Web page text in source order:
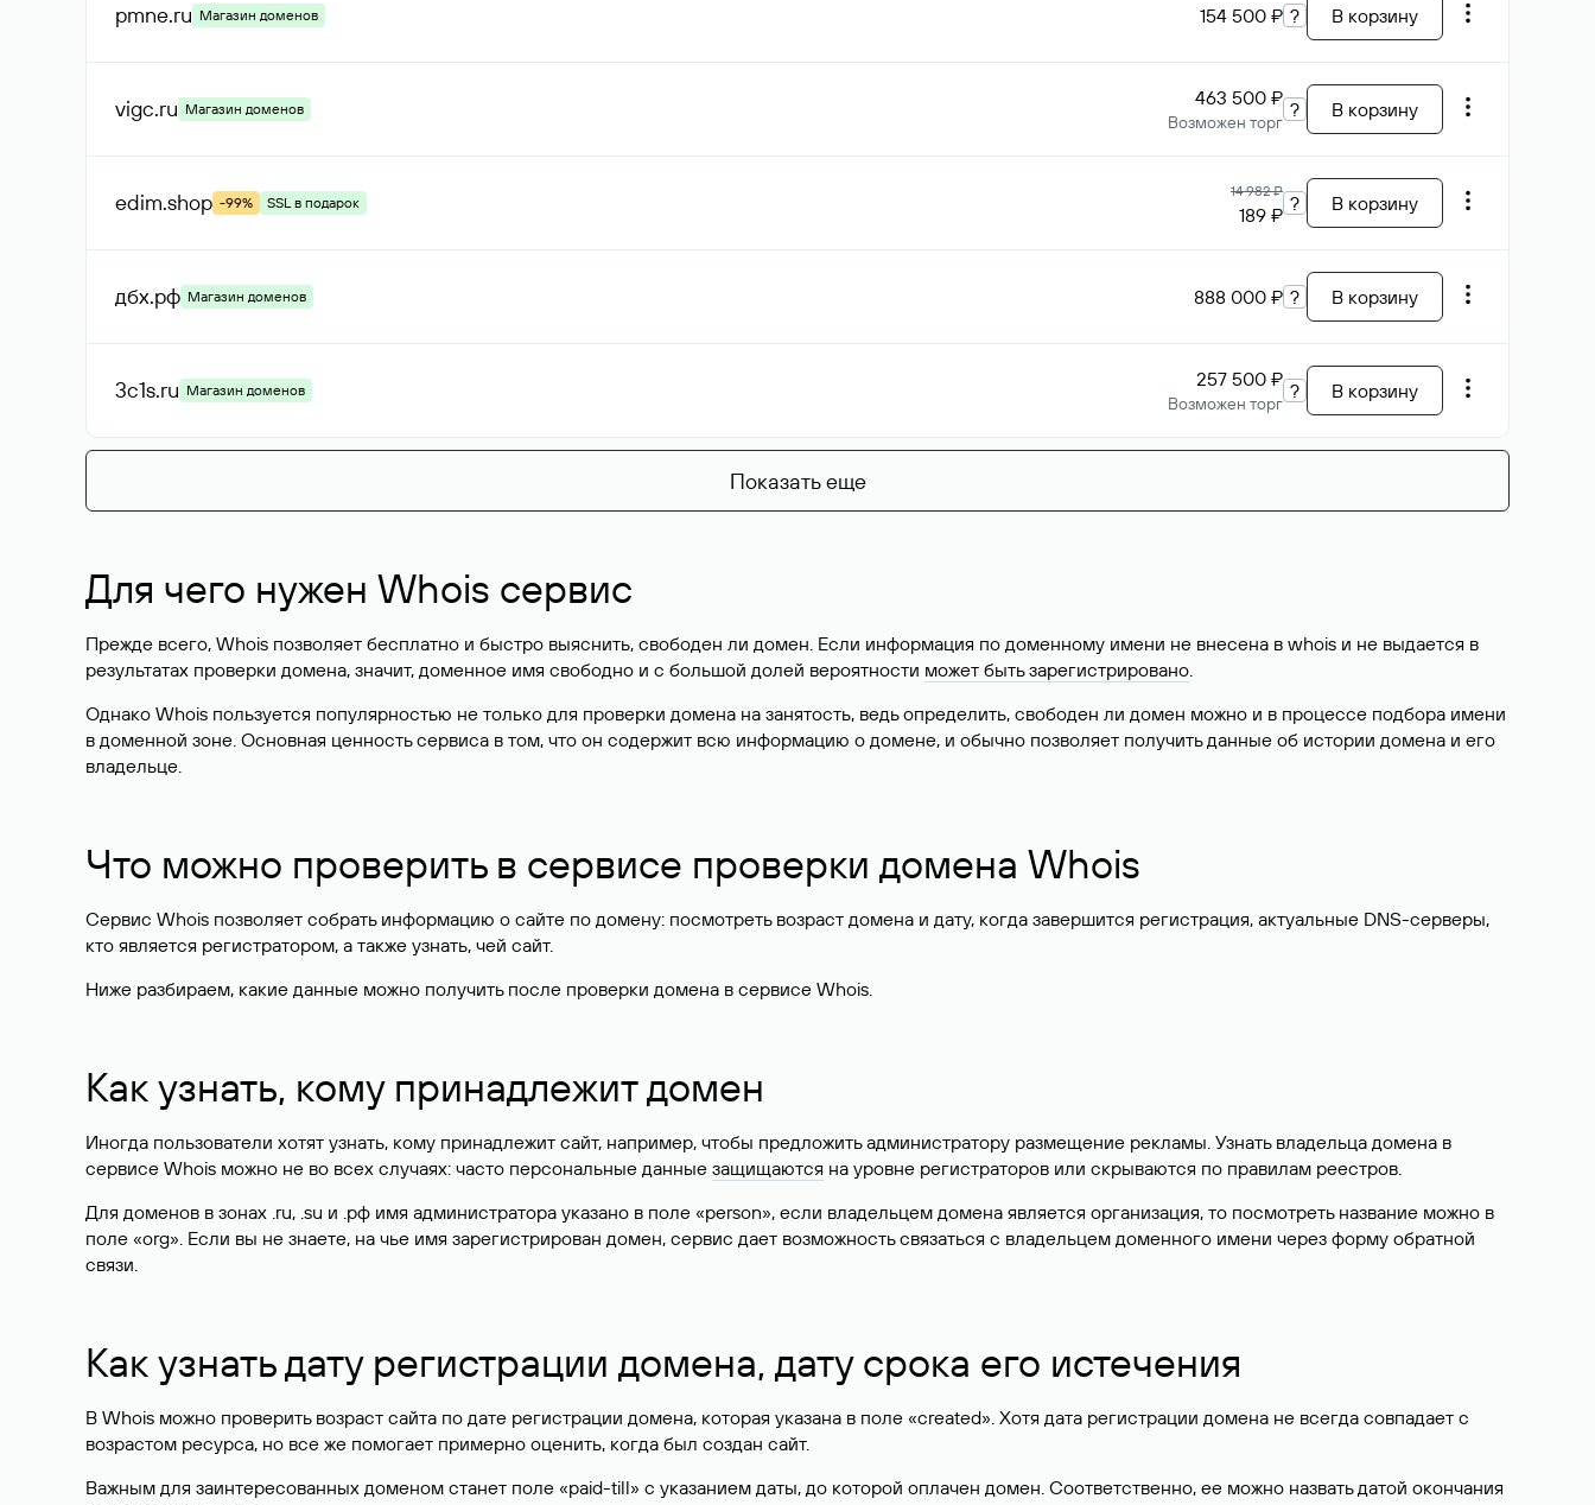
pmne.ru Магазин доменов 154 500 ₽ ? В корзину
vigc.ru Магазин доменов 463 500 ₽
Возможен торг
? В корзину
edim.shop -99% SSL в подарок
14 982 ₽
189 ₽ ? В корзину
дбх.рф Магазин доменов 888 000 ₽ ? В корзину
3c1s.ru Магазин доменов 257 500 ₽
Возможен торг
? В корзину
Показать еще
Для чего нужен Whois сервис
Прежде всего, Whois позволяет бесплатно и быстро выяснить, свободен ли домен. Если информация по доменному имени не внесена в whois и не выдается в
результатах проверки домена, значит, доменное имя свободно и с большой долей вероятности может быть зарегистрировано.
Однако Whois пользуется популярностью не только для проверки домена на занятость, ведь определить, свободен ли домен можно и в процессе подбора имени
в доменной зоне. Основная ценность сервиса в том, что он содержит всю информацию о домене, и обычно позволяет получить данные об истории домена и его
владельце.
Что можно проверить в сервисе проверки домена Whois
Сервис Whois позволяет собрать информацию о сайте по домену: посмотреть возраст домена и дату, когда завершится регистрация, актуальные DNS-серверы,
кто является регистратором, а также узнать, чей сайт.
Ниже разбираем, какие данные можно получить после проверки домена в сервисе Whois.
Как узнать, кому принадлежит домен
Иногда пользователи хотят узнать, кому принадлежит сайт, например, чтобы предложить администратору размещение рекламы. Узнать владельца домена в
сервисе Whois можно не во всех случаях: часто персональные данные защищаются на уровне регистраторов или скрываются по правилам реестров.
Для доменов в зонах .ru, .su и .рф имя администратора указано в поле «person», если владельцем домена является организация, то посмотреть название можно в
поле «org». Если вы не знаете, на чье имя зарегистрирован домен, сервис дает возможность связаться с владельцем доменного имени через форму обратной
связи.
Как узнать дату регистрации домена, дату срока его истечения
В Whois можно проверить возраст сайта по дате регистрации домена, которая указана в поле «created». Хотя дата регистрации домена не всегда совпадает с
возрастом ресурса, но все же помогает примерно оценить, когда был создан сайт.
Важным для заинтересованных доменом станет поле «paid-till» с указанием даты, до которой оплачен домен. Соответственно, ее можно назвать датой окончания